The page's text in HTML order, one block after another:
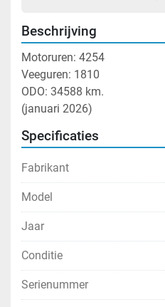
Beschrijving
Motoruren: 4254
Veeguren: 1810
ODO: 34588 km.
(januari 2026)
Specificaties
Fabrikant
Model
Jaar
Conditie
Serienummer